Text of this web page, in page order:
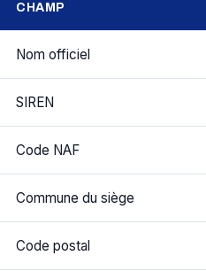
CHAMP
Nom officiel
SIREN
Code NAF
Commune du siège
Code postal